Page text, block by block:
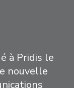
à Pridis le
nouvelle